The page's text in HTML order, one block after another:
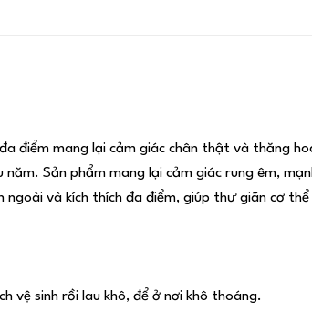
điểm mang lại cảm giác chân thật và thăng
Sản phẩm mang lại cảm giác rung êm,
ngoài và kích thích đa điểm, giúp thư giãn cơ
vệ sinh rồi lau khô, để ở nơi khô thoáng.